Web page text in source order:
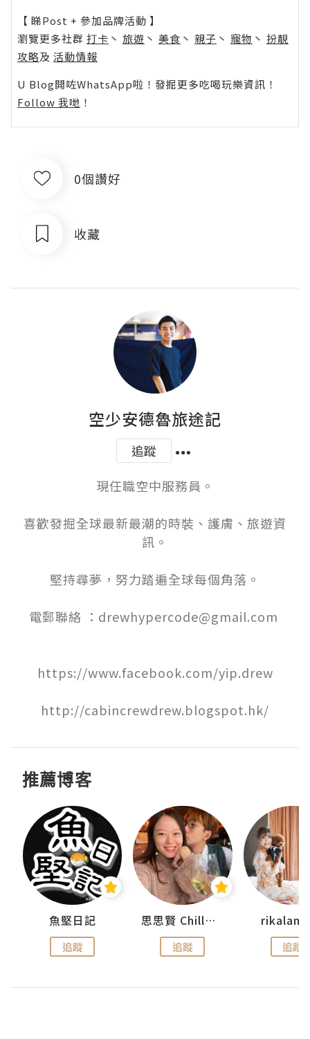
【 睇Post + 參加品牌活動 】
瀏覽更多社群 打卡 丶 旅遊 丶 美食 丶 親子 丶 寵物 丶 扮靚
攻略及 活動情報
U Blog開咗WhatsApp啦！發掘更多吃喝玩樂資訊！
Follow 我哋 ！
0個讚好
收藏
空少安德魯旅途記
追蹤
現任職空中服務員。
喜歡發掘全球最新最潮的時裝、護膚、旅遊資
訊。
堅持尋夢，努力踏遍全球每個角落。
電郵聯絡 ：drewhypercode@gmail.com
https://www.facebook.com/yip.drew
http://cabincrewdrew.blogspot.hk/
推薦博客
魚堅日記
追蹤
思思賢 ChillMyBabe
追蹤 追蹤